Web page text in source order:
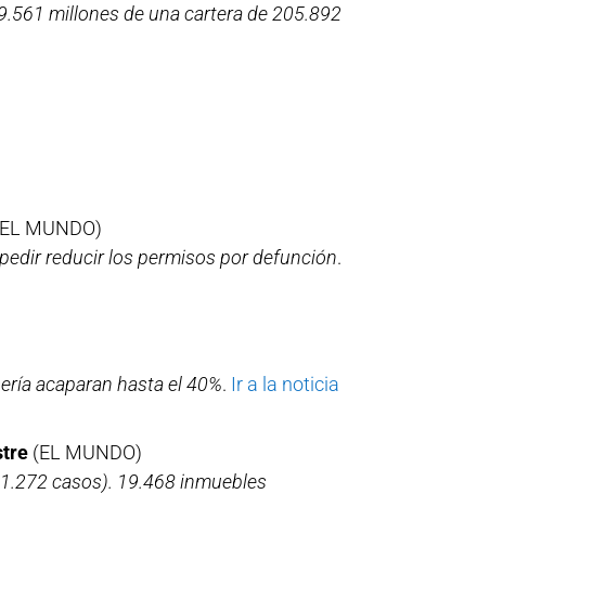
millones de una cartera de 205.892
MUNDO)
reducir los permisos por defunción.
acaparan hasta el 40%. Ir a la noticia
(EL MUNDO)
casos). 19.468 inmuebles